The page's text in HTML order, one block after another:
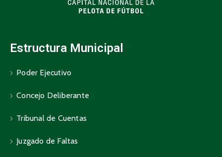
Estructura Municipal
Poder Ejecutivo
Concejo Deliberante
Tribunal de Cuentas
Juzgado de Faltas